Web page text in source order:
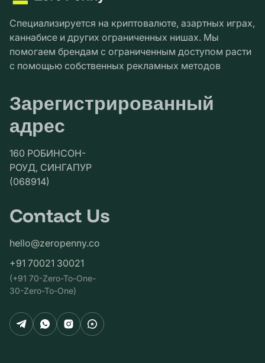
Специализируется на криптовалюте, азартных играх,
каннабисе и других ограниченных нишах. Мы
помогаем брендам с ограниченным доступом расти
с помощью собственных рекламных методов
Зарегистрированный
адрес
160 РОБИНСОН-
РОУД, СИНГАПУР
(068914)
Contact Us
hello@zeropenny.co
+91 70021 30021
(+91 70-Zero-To-One-
30-Zero-To-One)